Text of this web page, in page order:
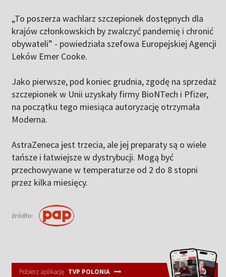
„To poszerza wachlarz szczepionek dostępnych dla
krajów członkowskich by zwalczyć pandemię i chronić
obywateli” - powiedziała szefowa Europejskiej Agencji
Leków Emer Cooke.
Jako pierwsze, pod koniec grudnia, zgodę na sprzedaż
szczepionek w Unii uzyskały firmy BioNTech i Pfizer,
na początku tego miesiąca autoryzację otrzymała
Moderna.
AstraZeneca jest trzecia, ale jej preparaty są o wiele
tańsze i łatwiejsze w dystrybucji. Mogą być
przechowywane w temperaturze od 2 do 8 stopni
przez kilka miesięcy.
źródło:
Pobierz aplikację TVP POLONIA